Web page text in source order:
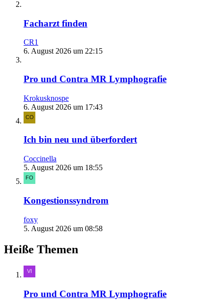
Facharzt finden
CR1
6. August 2026 um 22:15
Pro und Contra MR Lymphografie
Krokusknospe
6. August 2026 um 17:43
Ich bin neu und überfordert
Coccinella
5. August 2026 um 18:55
Kongestionssyndrom
foxy
5. August 2026 um 08:58
Heiße Themen
Pro und Contra MR Lymphografie